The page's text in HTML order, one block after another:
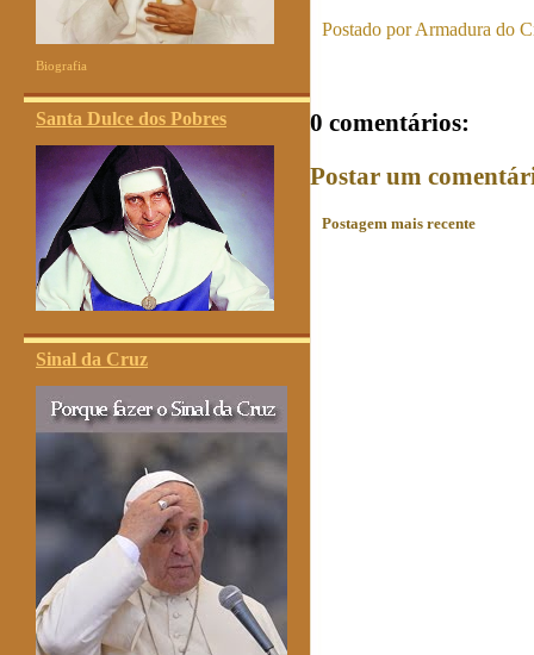
Biografia
Santa Dulce dos Pobres
Sinal da Cruz
Postado porArmadura do
0 comentários:
Postar um
Postagem mais recente